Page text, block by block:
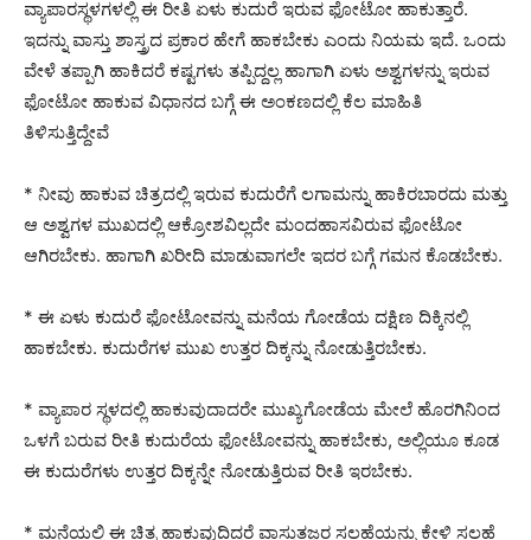
ವ್ಯಾಪಾರಸ್ಥಳಗಳಲ್ಲಿ ಈ ರೀತಿ ಏಳು ಕುದುರೆ ಇರುವ ಫೋಟೋ ಹಾಕುತ್ತಾರೆ.
ಇದನ್ನು ವಾಸ್ತು ಶಾಸ್ತ್ರದ ಪ್ರಕಾರ ಹೇಗೆ ಹಾಕಬೇಕು ಎಂದು ನಿಯಮ ಇದೆ. ಒಂದು
ವೇಳೆ ತಪ್ಪಾಗಿ ಹಾಕಿದರೆ ಕಷ್ಟಗಳು ತಪ್ಪಿದ್ದಲ್ಲ ಹಾಗಾಗಿ ಏಳು ಅಶ್ವಗಳನ್ನು ಇರುವ
ಫೋಟೋ ಹಾಕುವ ವಿಧಾನದ ಬಗ್ಗೆ ಈ ಅಂಕಣದಲ್ಲಿ ಕೆಲ ಮಾಹಿತಿ
ತಿಳಿಸುತ್ತಿದ್ದೇವೆ
* ನೀವು ಹಾಕುವ ಚಿತ್ರದಲ್ಲಿ ಇರುವ ಕುದುರೆಗೆ ಲಗಾಮನ್ನು ಹಾಕಿರಬಾರದು ಮತ್ತು
ಆ ಅಶ್ವಗಳ ಮುಖದಲ್ಲಿ ಆಕ್ರೋಶವಿಲ್ಲದೇ ಮಂದಹಾಸವಿರುವ ಫೋಟೋ
ಆಗಿರಬೇಕು. ಹಾಗಾಗಿ ಖರೀದಿ ಮಾಡುವಾಗಲೇ ಇದರ ಬಗ್ಗೆ ಗಮನ ಕೊಡಬೇಕು.
* ಈ ಏಳು ಕುದುರೆ ಫೋಟೋವನ್ನು ಮನೆಯ ಗೋಡೆಯ ದಕ್ಷಿಣ ದಿಕ್ಕಿನಲ್ಲಿ
ಹಾಕಬೇಕು. ಕುದುರೆಗಳ ಮುಖ ಉತ್ತರ ದಿಕ್ಕನ್ನು ನೋಡುತ್ತಿರಬೇಕು.
* ವ್ಯಾಪಾರ ಸ್ಥಳದಲ್ಲಿ ಹಾಕುವುದಾದರೇ ಮುಖ್ಯಗೋಡೆಯ ಮೇಲೆ ಹೊರಗಿನಿಂದ
ಒಳಗೆ ಬರುವ ರೀತಿ ಕುದುರೆಯ ಫೋಟೋವನ್ನು ಹಾಕಬೇಕು, ಅಲ್ಲಿಯೂ ಕೂಡ
ಈ ಕುದುರೆಗಳು ಉತ್ತರ ದಿಕ್ಕನ್ನೇ ನೋಡುತ್ತಿರುವ ರೀತಿ ಇರಬೇಕು.
* ಮನೆಯಲ್ಲಿ ಈ ಚಿತ್ರ ಹಾಕುವುದಿದ್ದರೆ ವಾಸ್ತುತಜ್ಞರ ಸಲಹೆಯನ್ನು ಕೇಳಿ ಸಲಹೆ